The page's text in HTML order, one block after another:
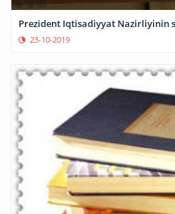
Prezident Iqtisadiyyat Nazirliyinin
23-10-2019